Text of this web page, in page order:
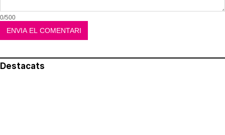
0/500
Destacats